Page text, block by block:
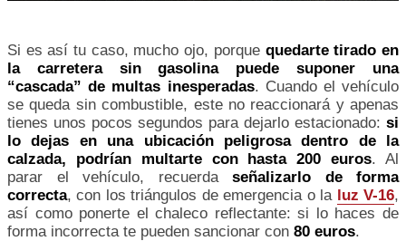
Si es así tu caso, mucho ojo, porque quedarte tirado en
la carretera sin gasolina puede suponer una
“cascada” de multas inesperadas. Cuando el vehículo
se queda sin combustible, este no reaccionará y apenas
tienes unos pocos segundos para dejarlo estacionado: si
lo dejas en una ubicación peligrosa dentro de la
calzada, podrían multarte con hasta 200 euros. Al
parar el vehículo, recuerda señalizarlo de forma
correcta, con los triángulos de emergencia o la luz V-16,
así como ponerte el chaleco reflectante: si lo haces de
forma incorrecta te pueden sancionar con 80 euros.